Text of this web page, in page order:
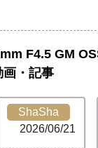
F4.5 GM
・記事
ShaSha
2026/06/21